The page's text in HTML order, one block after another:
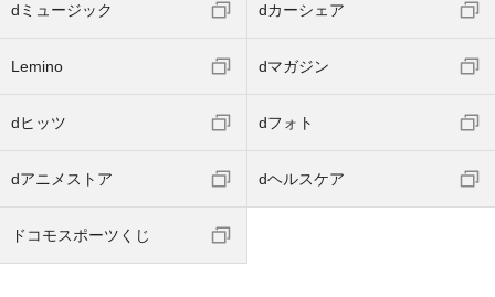
dミュージック dカーシェア
Lemino dマガジン
dヒッツ dフォト
dアニメストア dヘルスケア
ドコモスポーツくじ